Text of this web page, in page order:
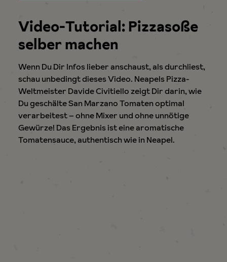
Video-Tutorial: Pizzasoße
selber machen
Wenn Du Dir Infos lieber anschaust, als durchliest,
schau unbedingt dieses Video. Neapels Pizza-
Weltmeister Davide Civitiello zeigt Dir darin, wie
Du geschälte San Marzano Tomaten optimal
verarbeitest – ohne Mixer und ohne unnötige
Gewürze! Das Ergebnis ist eine aromatische
Tomatensauce, authentisch wie in Neapel.